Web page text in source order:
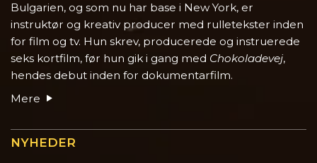
Bulgarien, og som nu har base i New York, er
instruktør og kreativ producer med rulletekster inden
for film og tv. Hun skrev, producerede og instruerede
seks kortfilm, før hun gik i gang med Chokoladevej,
hendes debut inden for dokumentarfilm.
Mere
NYHEDER